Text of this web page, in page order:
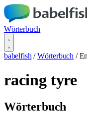
Wörterbuch
babelfish / Wörterbuch /
racing tyre
Wörterbuch